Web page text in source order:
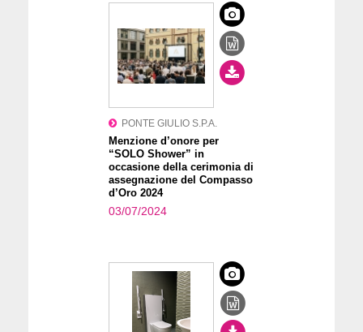
PONTE GIULIO S.P.A.
Menzione d’onore per
“SOLO Shower” in
occasione della cerimonia di
assegnazione del Compasso
d’Oro 2024
03/07/2024